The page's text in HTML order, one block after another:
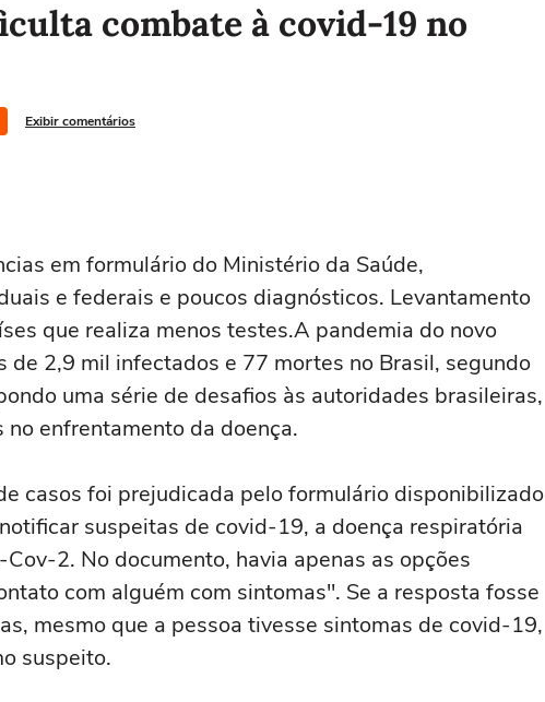
combate à covid-19 no
Exibir comentários
em formulário do Ministério da Saúde,
e federais e poucos diagnósticos. Levantamento
que realiza menos testes.A pandemia do novo
de 2,9 mil infectados e 77 mortes no Brasil, segundo
uma série de desafios às autoridades brasileiras,
enfrentamento da doença.
casos foi prejudicada pelo formulário disponibilizado
suspeitas de covid-19, a doença respiratória
2. No documento, havia apenas as opções
com alguém com sintomas". Se a resposta fosse
mesmo que a pessoa tivesse sintomas de covid-19,
suspeito.